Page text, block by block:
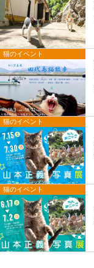
猫のイベント
猫のイベント
猫のイベント